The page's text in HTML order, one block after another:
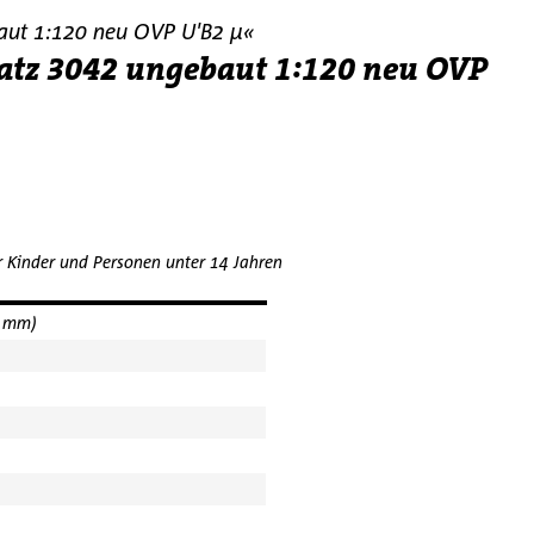
1:120 neu OVP U'B2 µ«
3042 ungebaut 1:120 neu OVP
und Personen unter 14 Jahren